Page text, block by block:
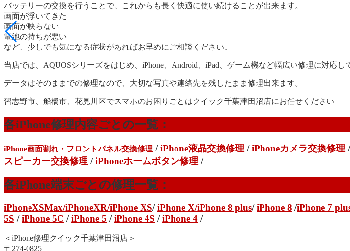
バッテリーの交換を行うことで、これからも長く快適に使い続けることが出来ます。
画面が浮いてきた
画面が映らない
電池の持ちが悪い
など、少しでも気になる症状があればお早めにご相談ください。
当店では、AQUOSシリーズをはじめ、iPhone、Android、iPad、ゲーム機など幅広い修理に対応し
データはそのままでの修理なので、大切な写真や連絡先を残したまま修理出来ます。
習志野市、船橋市、花見川区でスマホのお困りごとはクイック千葉津田沼店にお任せください
各iPhone修理内容ごとの一覧：
iPhone画面割れ・フロントパネル交換修理 /iPhone液晶交換修理 /iPhoneカメラ交換修理 /
スピーカー交換修理 /iPhoneホームボタン修理 /
各iPhone端末ごとの修理一覧：
iPhoneXSMax/iPhoneXR/iPhone XS/iPhone X/iPhone 8 plus/iPhone 8 /iPhone 7
5S /iPhone 5C /iPhone 5 /iPhone 4S /iPhone 4 /
＜iPhone修理クイック千葉津田沼店＞
〒274-0825